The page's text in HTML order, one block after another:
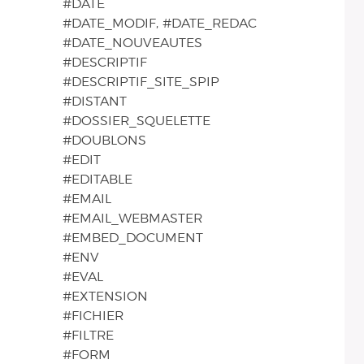
#DATE
#DATE_MODIF, #DATE_REDAC
#DATE_NOUVEAUTES
#DESCRIPTIF
#DESCRIPTIF_SITE_SPIP
#DISTANT
#DOSSIER_SQUELETTE
#DOUBLONS
#EDIT
#EDITABLE
#EMAIL
#EMAIL_WEBMASTER
#EMBED_DOCUMENT
#ENV
#EVAL
#EXTENSION
#FICHIER
#FILTRE
#FORM